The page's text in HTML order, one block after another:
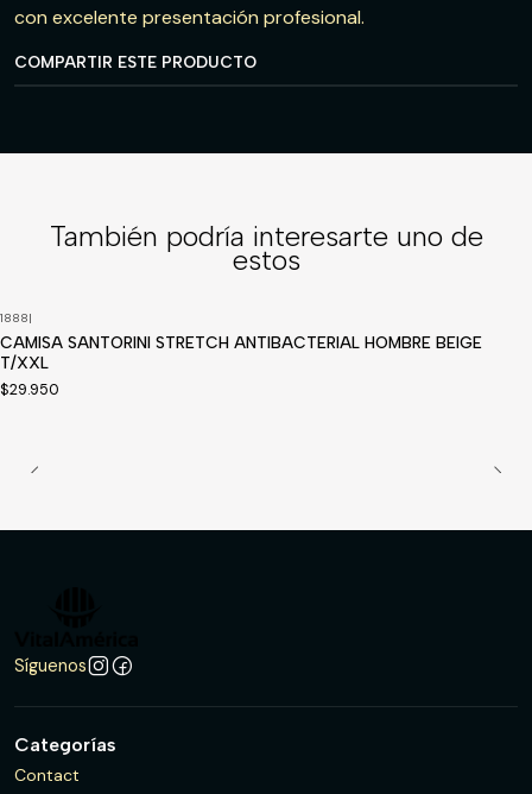
con excelente presentación profesional.
COMPARTIR ESTE PRODUCTO
También podría interesarte uno de
estos
1888|
CAMISA SANTORINI STRETCH ANTIBACTERIAL HOMBRE BEIGE
T/XXL
$29.950
Síguenos
Categorías
Contact